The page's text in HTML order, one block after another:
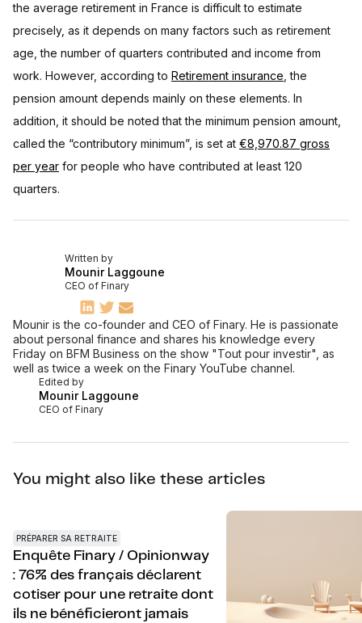
the average retirement in France is difficult to estimate
precisely, as it depends on many factors such as retirement
age, the number of quarters contributed and income from
work. However, according to Retirement insurance , the
pension amount depends mainly on these elements. In
addition, it should be noted that the minimum pension amount,
called the “contributory minimum”, is set at €8,970.87 gross
per year for people who have contributed at least 120
quarters.
Edited by
Mounir Laggoune
CEO of Finary
Written by
Mounir Laggoune
CEO of Finary
Mounir is the co-founder and CEO of Finary. He is passionate
about personal finance and shares his knowledge every
Friday on BFM Business on the show "Tout pour investir", as
well as twice a week on the Finary YouTube channel.
You might also like these articles
PRÉPARER SA RETRAITE
Enquête Finary / Opinionway
: 76% des français déclarent
cotiser pour une retraite dont
ils ne bénéficieront jamais